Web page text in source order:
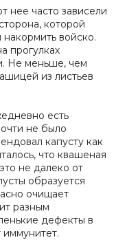
нее часто зависели
которой
войско.
прогулках
Не меньше, чем
из листьев
есть
не было
капусту как
что квашеная
не далеко от
образуется
очищает
разным
дефекты в